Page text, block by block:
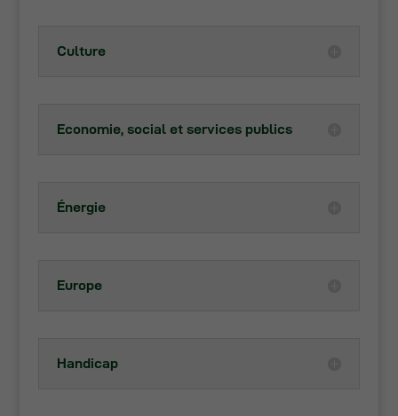
Culture
Economie, social et services publics
Énergie
Europe
Handicap